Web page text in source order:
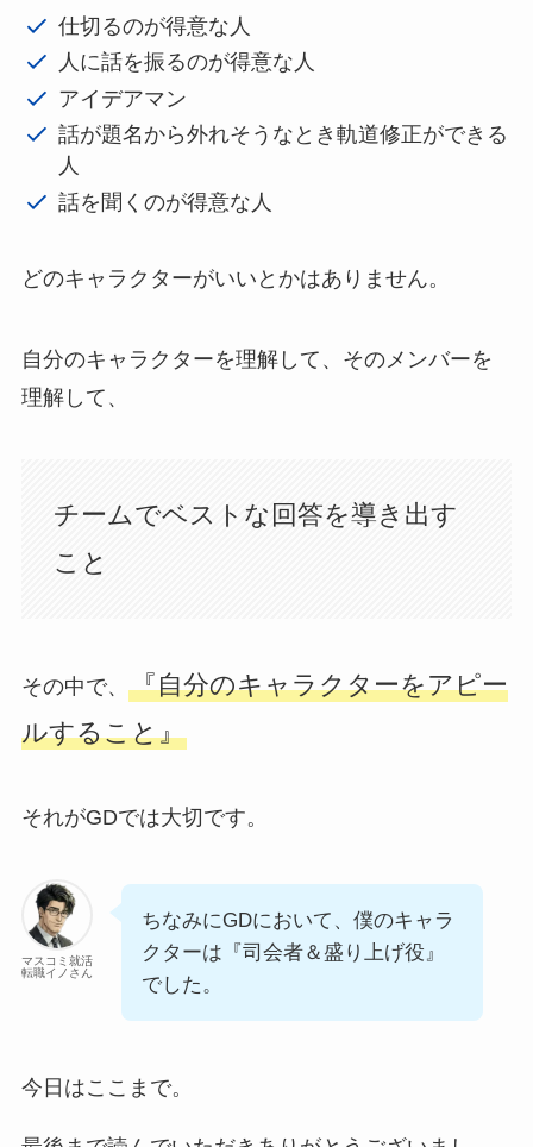
仕切るのが得意な人
人に話を振るのが得意な人
アイデアマン
話が題名から外れそうなとき軌道修正ができる
人
話を聞くのが得意な人
どのキャラクターがいいとかはありません。
自分のキャラクターを理解して、そのメンバーを
理解して、
チームでベストな回答を導き出す
こと
その中で、 『自分のキャラクターをアピー
ルすること』
それがGDでは大切です。
マスコミ就活
転職イノさん
ちなみにGDにおいて、僕のキャラ
クターは『司会者＆盛り上げ役』
でした。
今日はここまで。